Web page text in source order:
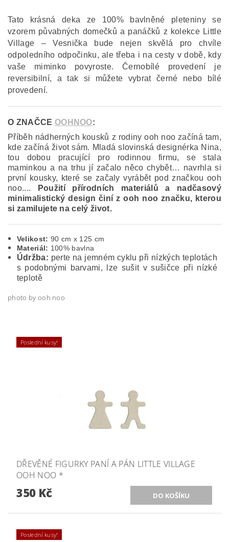
Tato krásná deka ze 100% bavlněné pleteniny se
vzorem půvabných domečků a panáčků z kolekce Little
Village – Vesnička bude nejen skvělá pro chvíle
odpoledního odpočinku, ale třeba i na cesty v době, kdy
vaše miminko povyroste. Černobílé provedení je
reversibilní, a tak si můžete vybrat černé nebo bílé
provedení.
O ZNAČCE OOHNOO:
Příběh nádherných kousků z rodiny ooh noo začíná tam,
kde začíná život sám. Mladá slovinská designérka Nina,
tou dobou pracující pro rodinnou firmu, se stala
maminkou a na trhu jí začalo něco chybět… navrhla si
první kousky, které se začaly vyrábět pod značkou ooh
noo....
Použití přírodních materiálů a nadčasový
minimalistický design činí z ooh noo značku, kterou
si zamilujete na celý život.
Velikost: 90 cm x 125 cm
Materiál: 100% bavlna
Údržba: perte na jemném cyklu při nízkých teplotách
s podobnými barvami, lze sušit v sušičce při nízké
teplotě
photo by ooh noo
Poslední kusy!
DŘEVĚNÉ FIGURKY PANÍ A PÁN LITTLE VILLAGE
OOH NOO *
350 Kč
Poslední kusy!